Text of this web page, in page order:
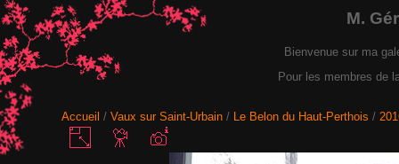
M.
Bienvenue sur ma
Pour les membres de
Accueil / Vaux sur Saint-Urbain/ Le Belon du Haut-Perthois /